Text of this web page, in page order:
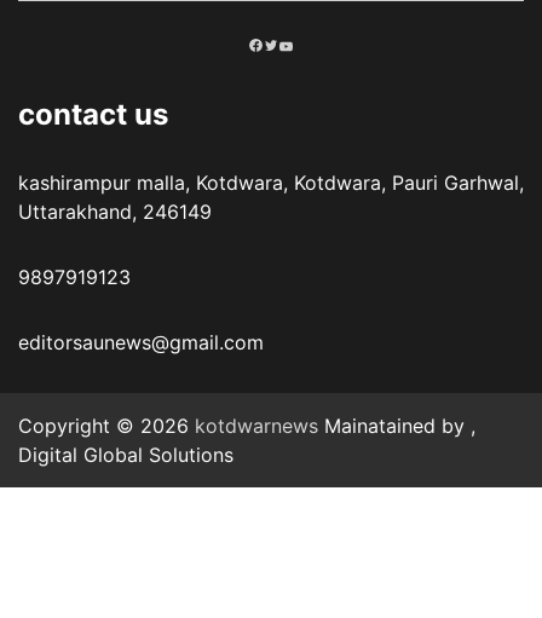
Facebook
Twitter
YouTube
contact us
kashirampur malla, Kotdwara, Kotdwara, Pauri Garhwal,
Uttarakhand, 246149
9897919123
editorsaunews@gmail.com
Copyright © 2026 kotdwarnews Mainatained by ,
Digital Global Solutions